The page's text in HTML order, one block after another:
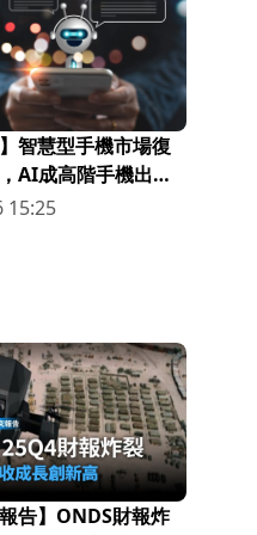
智慧型手機市場復
AI成高階手機出貨
15:25
告】ONDS財報炸